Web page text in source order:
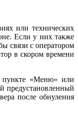
или технических
Если у них также
связи с оператором
в скором времени
пункте «Меню» или
предустановленный
после обнуления